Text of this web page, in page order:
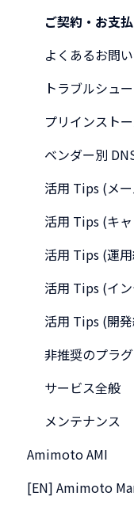
ご契約・お支
よくあるお問
トラブルシュ
プリインスト
ベンダー別
活用 Tips (メ
活用 Tips (キ
活用 Tips (運
活用 Tips (イ
活用 Tips (開
非推奨のプラ
サービス全般
メンテナンス
Amimoto AMI
基本的なご利
[EN] Amimoto